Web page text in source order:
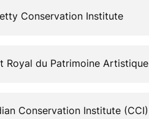
Conservation Institute
Royal du Patrimoine
Conservation Institute (CCI)